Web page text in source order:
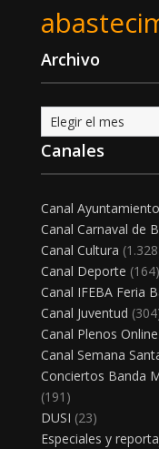
Archivo
Archivo
Canales
Canal Ayuntamiento
Canal Carnaval de
Canal Cultura
Canal Deporte (164)
Canal IFEBA Feria
Canal Juventud
Canal Plenos Online
Canal Semana
Conciertos Banda
(191)
DUSI (23)
Especiales y